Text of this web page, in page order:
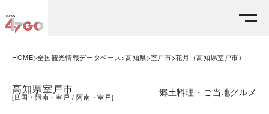
HOME 全国観光情報データベース 高知県 室戸市 花月（高知県室戸市）
高知県室戸市
[四国 阿南・室戸 阿南・室戸] 郷土料理・ご当地グルメ